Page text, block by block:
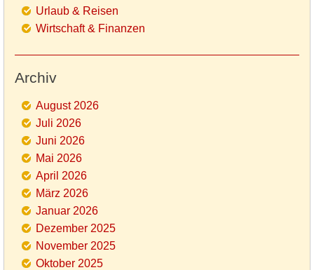
Urlaub & Reisen
Wirtschaft & Finanzen
Archiv
August 2026
Juli 2026
Juni 2026
Mai 2026
April 2026
März 2026
Januar 2026
Dezember 2025
November 2025
Oktober 2025